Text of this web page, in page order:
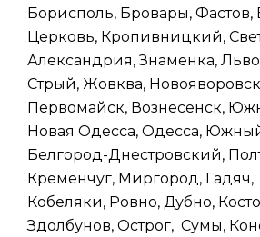
Борисполь, Бровары, Фастов,
Церковь, Кропивницкий,
Александрия, Знаменка,
Стрый, Жовква,
Первомайск, Вознесенск,
Новая Одесса, Одесса,
Белгород-Днестровский,
Кременчуг, Миргород, Гадяч,
Кобеляки, Ровно, Дубно,
Здолбунов, Острог, Сумы,